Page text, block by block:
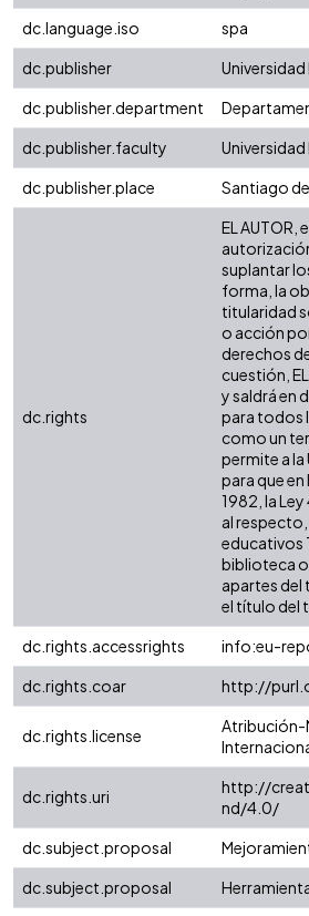
dc.language.iso
spa
dc.publisher
Universidad
dc.publisher.department
dc.publisher.faculty
Universidad
dc.publisher.place
Santiago
dc.rights
EL AUTOR,
suplantar
forma, la
titularidad
o acción
derechos
cuestión,
y saldrá en
para todos
como un
permite a
para que
1982, la
al
educativos
biblioteca
apartes del
el título del
dc.rights.accessrights
info:eu-
dc.rights.coar
http://
dc.rights.license
Atribución-
dc.rights.uri
http://
nd/4.0/
dc.subject.proposal
dc.subject.proposal